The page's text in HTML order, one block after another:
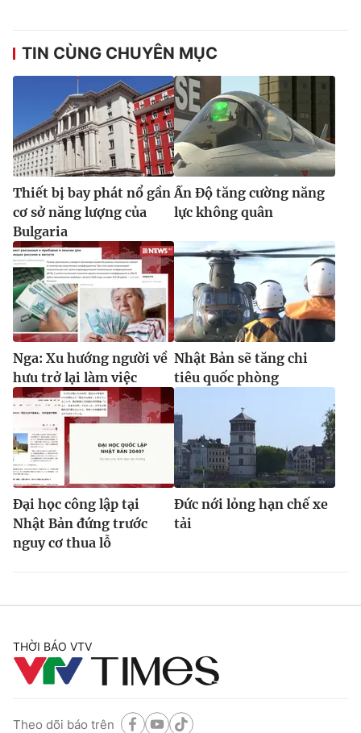
TIN CÙNG CHUYÊN MỤC
Thiết bị bay phát nổ gần
cơ sở năng lượng của
Bulgaria
Ấn Độ tăng cường năng
lực không quân
Nga: Xu hướng người về
hưu trở lại làm việc
Nhật Bản sẽ tăng chi
tiêu quốc phòng
Đại học công lập tại
Nhật Bản đứng trước
nguy cơ thua lỗ
Đức nới lỏng hạn chế xe
tải
THỜI BÁO VTV
Theo dõi báo trên